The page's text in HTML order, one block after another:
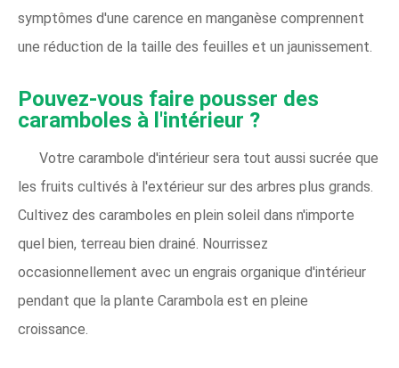
symptômes d'une carence en manganèse comprennent
une réduction de la taille des feuilles et un jaunissement.
Pouvez-vous faire pousser des
caramboles à l'intérieur ?
Votre carambole d'intérieur sera tout aussi sucrée que
les fruits cultivés à l'extérieur sur des arbres plus grands.
Cultivez des caramboles en plein soleil dans n'importe
quel bien, terreau bien drainé. Nourrissez
occasionnellement avec un engrais organique d'intérieur
pendant que la plante Carambola est en pleine
croissance.